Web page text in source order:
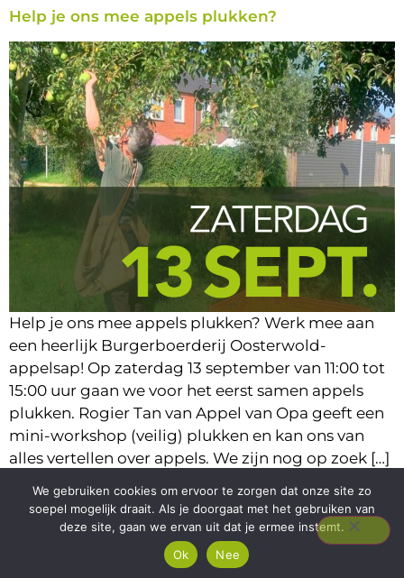
Help je ons mee appels plukken?
Help je ons mee appels plukken? Werk mee aan
een heerlijk Burgerboerderij Oosterwold-
appelsap! Op zaterdag 13 september van 11:00 tot
15:00 uur gaan we voor het eerst samen appels
plukken. Rogier Tan van Appel van Opa geeft een
mini-workshop (veilig) plukken en kan ons van
alles vertellen over appels. We zijn nog op zoek […]
We gebruiken cookies om ervoor te zorgen dat onze site zo
soepel mogelijk draait. Als je doorgaat met het gebruiken van
deze site, gaan we ervan uit dat je ermee instemt.
Ok
Nee